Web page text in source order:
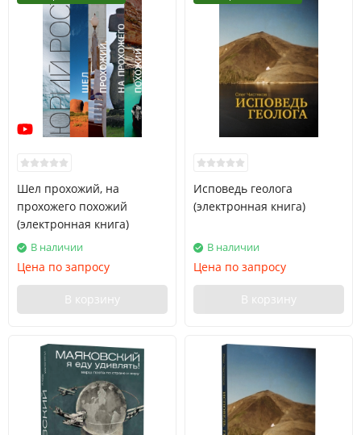
Шел прохожий, на
прохожего похожий
(электронная книга)
В наличии
Цена по запросу
В корзину
Исповедь геолога
(электронная книга)
В наличии
Цена по запросу
В корзину